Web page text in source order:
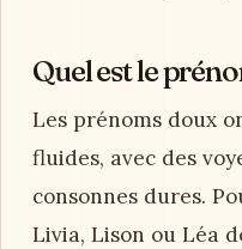
Quel est le
Les prénoms doux
fluides, avec des
consonnes dures.
Livia, Lison ou Léa